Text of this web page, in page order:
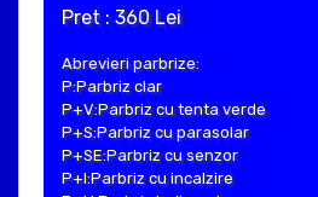
Pret : 360 Lei
Abrevieri parbrize:
P:Parbriz clar
P+V:Parbriz cu tenta verde
P+S:Parbriz cu parasolar
P+SE:Parbriz cu senzor
P+I:Parbriz cu incalzire